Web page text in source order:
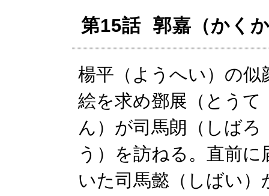
第15話 郭嘉（かく
楊平（ようへい）の似
絵を求め鄧展（とうて
ん）が司馬朗（しばろ
う）を訪ねる。直前に
いた司馬懿（しばい）